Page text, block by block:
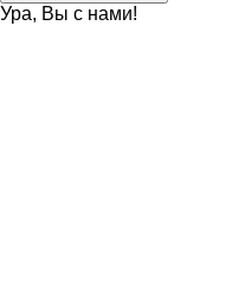
Ура, Вы с нами!